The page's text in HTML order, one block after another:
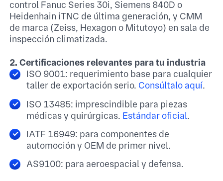
control Fanuc Series 30i, Siemens 840D o
Heidenhain iTNC de última generación, y CMM
de marca (Zeiss, Hexagon o Mitutoyo) en sala de
inspección climatizada.
2. Certificaciones relevantes para tu industria
ISO 9001: requerimiento base para cualquier
taller de exportación serio. Consúltalo aquí.
ISO 13485: imprescindible para piezas
médicas y quirúrgicas. Estándar oficial.
IATF 16949: para componentes de
automoción y OEM de primer nivel.
AS9100: para aeroespacial y defensa.